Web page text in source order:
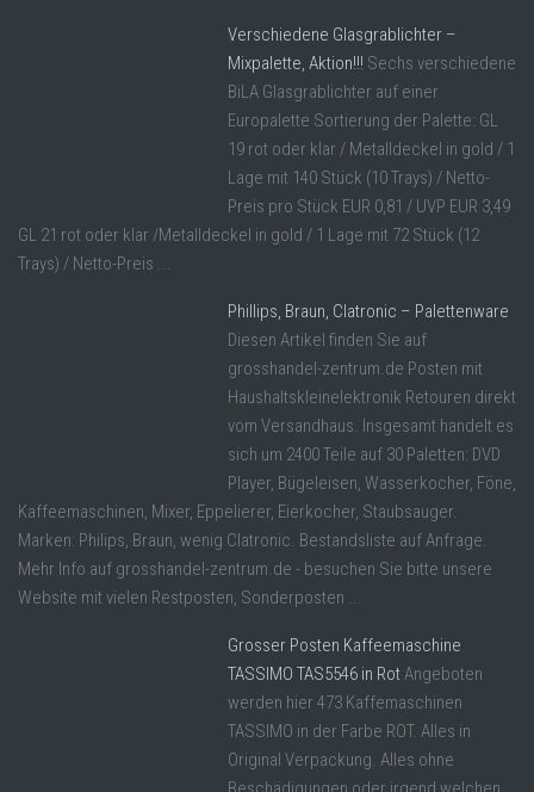
Verschiedene Glasgrablichter –
Mixpalette, Aktion!!! Sechs verschiedene
BiLA Glasgrablichter auf einer
Europalette Sortierung der Palette: GL
19 rot oder klar / Metalldeckel in gold / 1
Lage mit 140 Stück (10 Trays) / Netto-
Preis pro Stück EUR 0,81 / UVP EUR 3,49
GL 21 rot oder klar /Metalldeckel in gold / 1 Lage mit 72 Stück (12
Trays) / Netto-Preis ...
Phillips, Braun, Clatronic – Palettenware
Diesen Artikel finden Sie auf
grosshandel-zentrum.de Posten mit
Haushaltskleinelektronik Retouren direkt
vom Versandhaus. Insgesamt handelt es
sich um 2400 Teile auf 30 Paletten: DVD
Player, Bügeleisen, Wasserkocher, Föne,
Kaffeemaschinen, Mixer, Eppelierer, Eierkocher, Staubsauger.
Marken: Philips, Braun, wenig Clatronic. Bestandsliste auf Anfrage.
Mehr Info auf grosshandel-zentrum.de - besuchen Sie bitte unsere
Website mit vielen Restposten, Sonderposten ...
Grosser Posten Kaffeemaschine
TASSIMO TAS5546 in RotAngeboten
werden hier 473 Kaffemaschinen
TASSIMO in der Farbe ROT. Alles in
Original Verpackung. Alles ohne